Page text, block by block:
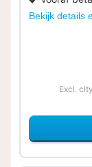
Bekijk details
Excl.